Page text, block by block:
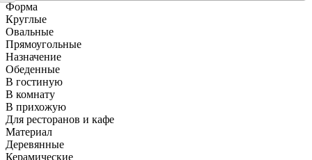
Форма
Круглые
Овальные
Прямоугольные
Назначение
Обеденные
В гостиную
В комнату
В прихожую
Для ресторанов и кафе
Материал
Деревянные
Керамические